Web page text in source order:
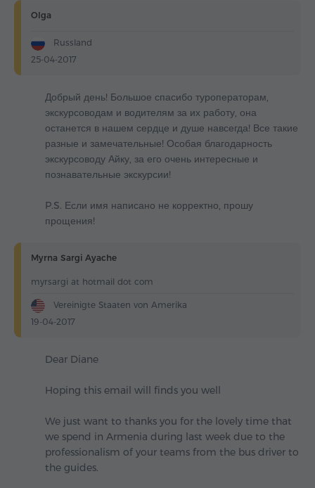
Olga
Russland
25-04-2017
Добрый день! Большое спасибо туроператорам,
экскурсоводам и водителям за их работу, она
останется в нашем сердце и душе навсегда! Все такие
разные и замечательные! Особая благодарность
экскурсоводу Айку, за его очень интересные и
познавательные экскурсии!
P.S. Если имя написано не корректно, прошу
прощения!
Myrna Sargi Ayache
myrsargi at hotmail dot com
Vereinigte Staaten von Amerika
19-04-2017
Dear Diane
Hoping this email will finds you well
We just want to thanks you for the lovely time that
we spend in Armenia during last week due to the
professionalism of your teams from the bus driver to
the guides.